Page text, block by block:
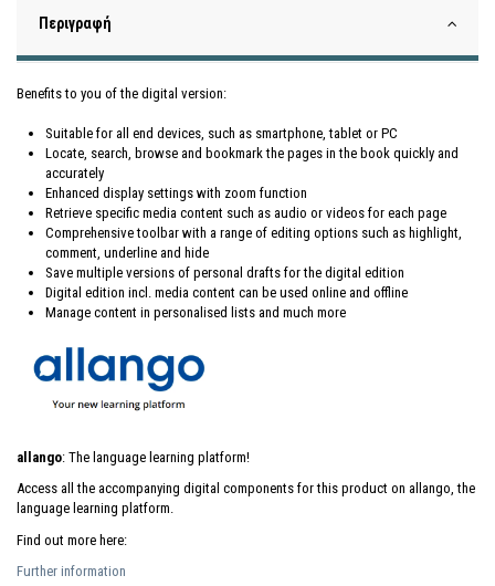
Περιγραφή
Benefits to you of the digital version:
Suitable for all end devices, such as smartphone, tablet or PC
Locate, search, browse and bookmark the pages in the book quickly and
accurately
Enhanced display settings with zoom function
Retrieve specific media content such as audio or videos for each page
Comprehensive toolbar with a range of editing options such as highlight,
comment, underline and hide
Save multiple versions of personal drafts for the digital edition
Digital edition incl. media content can be used online and offline
Manage content in personalised lists and much more
allango: The language learning platform!
Access all the accompanying digital components for this product on allango, the
language learning platform.
Find out more here:
Further information